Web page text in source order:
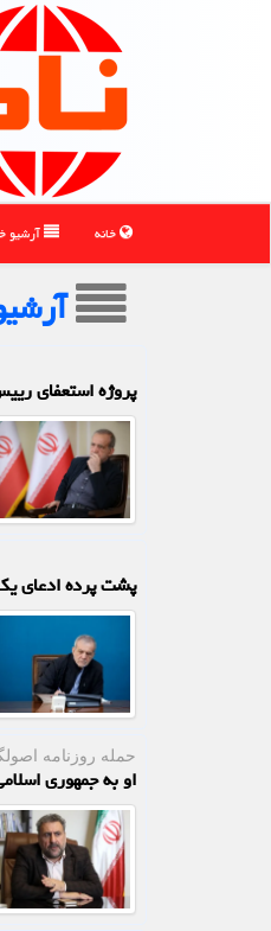
خانه آرشیو
پروژه استعفای
پشت پرده ادعای یک روحانی در
حمله روزنامه
او به جمهوری